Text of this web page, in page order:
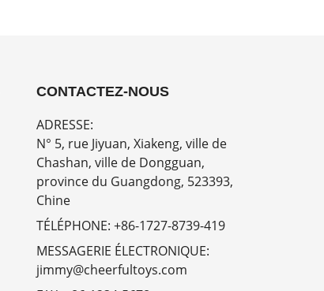
CONTACTEZ-NOUS
ADRESSE:
N° 5, rue Jiyuan, Xiakeng, ville de
Chashan, ville de Dongguan,
province du Guangdong, 523393,
Chine
TÉLÉPHONE: +86-1727-8739-419
MESSAGERIE ÉLECTRONIQUE:
jimmy@cheerfultoys.com